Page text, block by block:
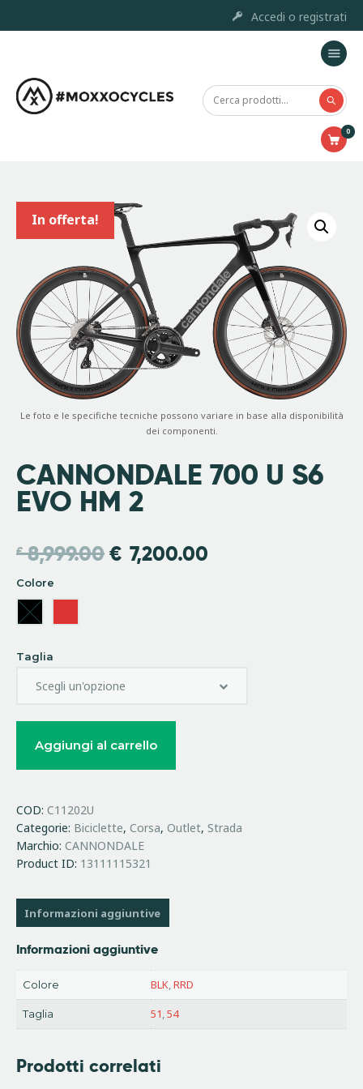
Accedi o registrati
0
Home
Moxxo Custom Project
Chi siamo
Servizi e Riparazione
Contatti
Accessori
In offerta!
Le foto e le specifiche tecniche possono variare in base alla disponibilità
dei componenti.
CANNONDALE 700 U S6
EVO HM 2
€ 8,999.00€ 7,200.00
Colore
Taglia
Aggiungi al carrello
COD: C11202U
Categorie: Biciclette, Corsa, Outlet, Strada
Marchio: CANNONDALE
Product ID: 13111115321
Informazioni aggiuntive
Informazioni aggiuntive
Colore BLK,RRD
Taglia 51,54
Prodotti correlati